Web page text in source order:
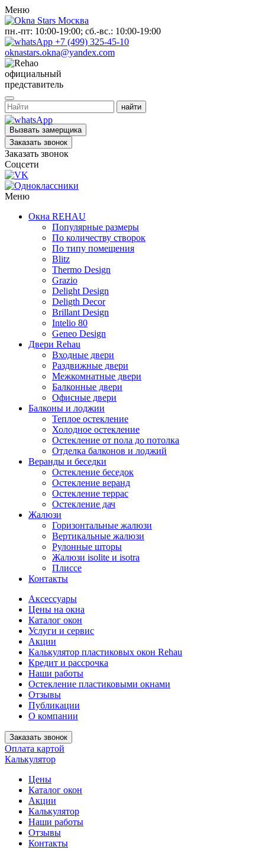
Меню
пн.-пт: 10:00-19:00; сб.-вс.: 10:00-19:00
+7 (499) 325-45-10
oknastars.okna@yandex.com
официальный
представитель
Вызвать замерщика
Заказать звонок
Заказать звонок
Соцсети
Меню
Окна REHAU
Популярные размеры
По количеству створок
По типу помещения
Blitz
Thermo Design
Grazio
Delight Design
Deligth Decor
Brillant Design
Intelio 80
Geneo Design
Двери Rehau
Входные двери
Раздвижные двери
Межкомнатные двери
Балконные двери
Офисные двери
Балконы и лоджии
Теплое остекление
Холодное остекление
Остекление от пола до потолка
Отделка балконов и лоджий
Веранды и беседки
Остекление беседок
Остекление веранд
Остекление террас
Остекление дач
Жалюзи
Горизонтальные жалюзи
Вертикальные жалюзи
Рулонные шторы
Жалюзи isolite и isotra
Плиссе
Контакты
Аксессуары
Цены на окна
Каталог окон
Услуги и сервис
Акции
Калькулятор пластиковых окон Rehau
Кредит и рассрочка
Наши работы
Остекление пластиковыми окнами
Отзывы
Публикации
О компании
Заказать звонок
Оплата картой
Калькулятор
Цены
Каталог окон
Акции
Калькулятор
Наши работы
Отзывы
Контакты